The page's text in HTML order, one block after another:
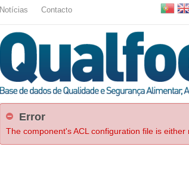
Notícias Contacto
Error
The component's ACL configuration file is either